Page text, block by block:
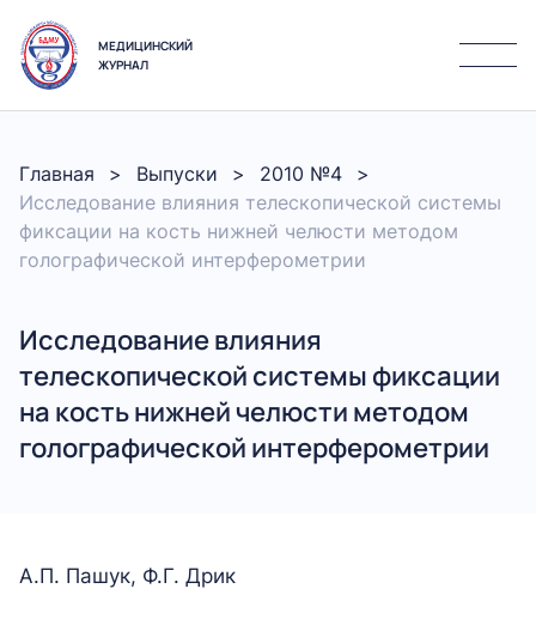
МЕДИЦИНСКИЙ
ЖУРНАЛ
Главная Выпуски
2010 №4
Исследование влияния телескопической системы
фиксации на кость нижней челюсти методом
голографической интерферометрии
Исследование влияния
телескопической системы фиксации
на кость нижней челюсти методом
голографической интерферометрии
А.П. Пашук, Ф.Г. Дрик